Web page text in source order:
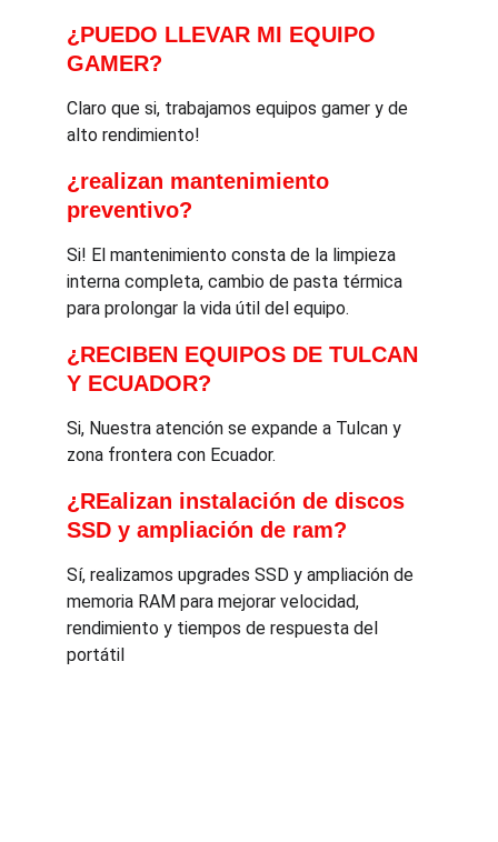
¿PUEDO LLEVAR MI EQUIPO
GAMER?
Claro que si, trabajamos equipos gamer y de
alto rendimiento!
¿realizan mantenimiento
preventivo?
Si! El mantenimiento consta de la limpieza
interna completa, cambio de pasta térmica
para prolongar la vida útil del equipo.
¿RECIBEN EQUIPOS DE TULCAN
Y ECUADOR?
Si, Nuestra atención se expande a Tulcan y
zona frontera con Ecuador.
¿REalizan instalación de discos
SSD y ampliación de ram?
Sí, realizamos upgrades SSD y ampliación de
memoria RAM para mejorar velocidad,
rendimiento y tiempos de respuesta del
portátil